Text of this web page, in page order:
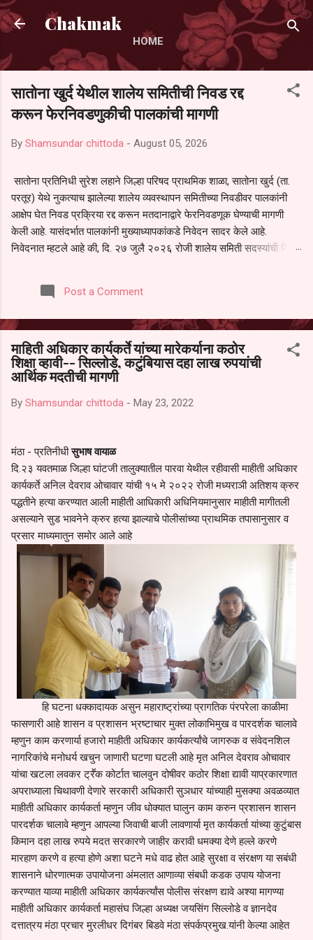
Skip to main content
Chakmak
HOME
सातोना खुर्द येथील शालेय समितीची निवड रद्द
करून फेरनिवडणुकीची पालकांची मागणी
By Shamsundar chittoda - August 05, 2026
सातोना प्रतिनिधी सुरेश लहाने जिल्हा परिषद प्राथमिक शाळा, सातोना खुर्द (ता.
परतूर) येथे नुकत्याच झालेल्या शालेय व्यवस्थापन समितीच्या निवडीवर पालकांनी
आक्षेप घेत निवड प्रक्रिया रद्द करून मतदानाद्वारे फेरनिवडणूक घेण्याची मागणी
केली आहे. यासंदर्भात पालकांनी मुख्याध्यापकांकडे निवेदन सादर केले आहे.
निवेदनात म्हटले आहे की, दि. २७ जुलै २०२६ रोजी शालेय समिती सदस्यांची निवड
पालकांना देण्यात आली नसल्याने मोठ्या संख्येने पालक बैठकीस उपस्थित राहू शकले
नाहीत. तसेच सर्व पालकांना विश्वासात न घेता निवड प्रक्रिया पूर्ण करण्यात
करण्यात यावी आणि सर्व पालकांच्या उपस्थितीत मतदान पद्धतीने शालेय समितीची
फेरनिवडणूक घेण्यात यावी, अशी मागणी पालकांनी केली आहे. या निवेदनाच्या प्रती
जिल्हा शिक्षण अधिकारी (प्राथमिक), जालना तसेच तालुका शिक्षण अधिकारी,
परतूर यांनाही पाठविण्यात आल्या असून प्रशासन याबाबत काय निर्णय घेते, याकडे
पालकांचे लक्ष लागले आहे. या न...
Post a Comment
माहिती अधिकार कार्यकर्ते यांच्या मारेकर्याना कठोर
शिक्षा व्हावी-- सिल्लोडे, कटुंबियास दहा लाख रुपयांची
आर्थिक मदतीची मागणी
By Shamsundar chittoda - May 23, 2022
मंठा - प्रतिनीधीसुभाष वायाळ
दि.२३ यवतमाळ जिल्हा घांटजी तालुक्यातील पारवा येथील रहीवासी माहीती अधिकार
कार्यकर्ते अनिल देवराव ओचावार यांची १५ मे २०२२ रोजी मध्यराञी अतिशय क्रुर
पद्धतीने हत्या करण्यात आली माहीती आधिकारी अधिनियमानुसार माहीती मागीतली
असल्याने सुड भावनेने क्रुर हत्या झाल्याचे पोलीसांच्या प्राथमिक तपासानुसार व
प्रसार माध्यमातुन समोर आले आहे
हि घटना धक्कादायक असुन महाराष्ट्रांच्या प्रागतिक पंरपरेला काळीमा
फासणारी आहे शासन व प्रशासन भ्रष्टाचार मुक्त लोकाभिमुख व पारदर्शक चालावे
म्हणुन काम करणार्या हजारो माहीती अधिकार कार्यकर्त्यांचे जागरुक व संवेदनशिल
नागरिकांचे मनोधर्य खचुन जाणारी घटणा घटली आहे मृत अनिल देवराव ओचावार
यांचा खटला लवकर ट्रॕक कोर्टात चालवुन दोषीवर कठोर शिक्षा द्यावी याप्रकारणात
अपराध्याला चिथावणी देणारे सरकारी अधिकारी सुञधार यांच्याही मुसक्या अवळव्यात
माहीती अधिकार कार्यकर्ता म्हणुन जीव धोक्यात घालुन काम करुन प्रशासन शासन
पारदर्शक चालावे म्हणुन आपल्या जिवाची बाजी लावणार्या मृत कार्यकर्ता यांच्या कुटुंबास
किमान दहा लाख रुपये मदत सरकारणे जाहीर करावी धमक्या देणे हल्ले करणे
मारहाण करणे व हत्या होणे अशा घटने मधे वाढ होत आहे सुरक्षा व संरक्षण या सबंधी
शासनाने धोरणात्मक उपायोजना अंमलात आणाव्या संबधी कडक उपाय योजना
करण्यात याव्या माहीती अधिकार कार्यकर्त्यांस पोलीस संरक्षण द्यावे अश्या मागण्या
माहीती अधिकार कार्यकर्ता महासंघ जिल्हा अध्यक्ष जयसिंग सिल्लोडे व ज्ञानदेव
दत्तात्रय मंठा प्रचार मुरलीधर दिगंबर बिडवे मंठा संपर्कप्रमुख.यांनी केल्या आहेत